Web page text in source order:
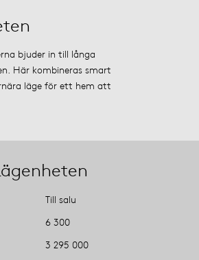
bjuder in till långa
Här kombineras smart
läge för ett hem att
Till salu
6 300
3 295 000